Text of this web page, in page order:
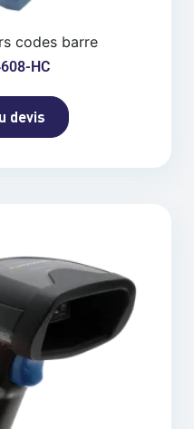
codes barre
HC
devis